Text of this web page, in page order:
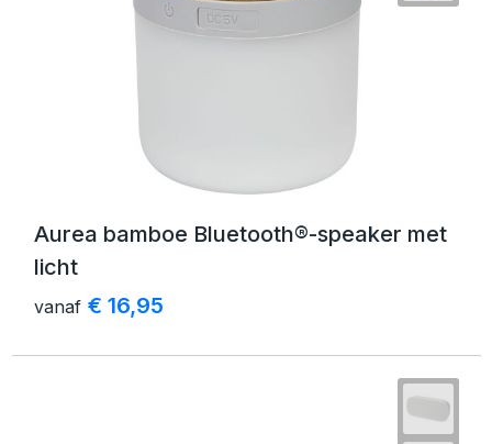
Aurea bamboe Bluetooth®-speaker met
licht
vanaf € 16,95